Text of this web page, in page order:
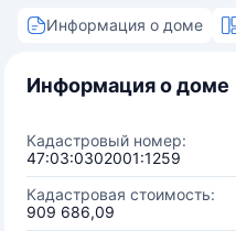
Информация о доме
Информация о доме
Кадастровый номер:
47:03:0302001:1259
Кадастровая стоимость:
909 686,09